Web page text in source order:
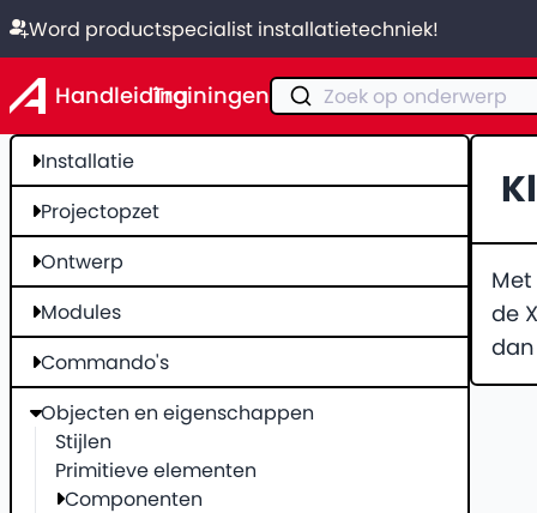
Word productspecialist installatietechniek!
HandleidingTrainingen Zoek op onderwerp
Installatie
Projectopzet
Ontwerp
Modules
Commando's
Objecten en eigenschappen
Stijlen
Primitieve elementen
Componenten
de